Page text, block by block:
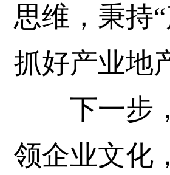
思维，秉持
抓好产业地
下一步，
领企业文化